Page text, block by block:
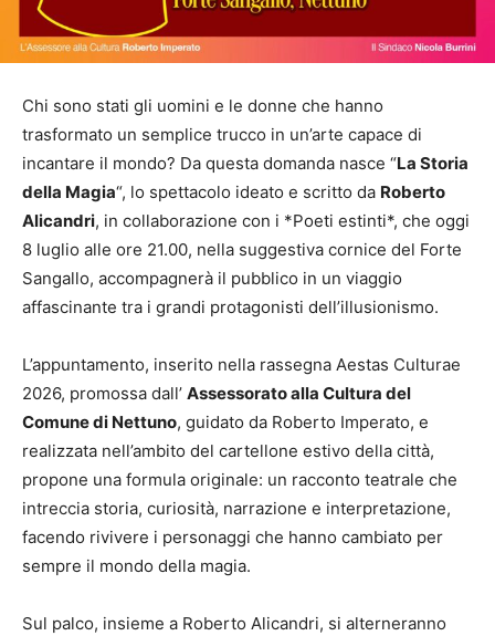
Chi sono stati gli uomini e le donne che hanno
trasformato un semplice trucco in un’arte capace di
incantare il mondo? Da questa domanda nasce “La Storia
della Magia“, lo spettacolo ideato e scritto da Roberto
Alicandri, in collaborazione con i *Poeti estinti*, che oggi
8 luglio alle ore 21.00, nella suggestiva cornice del Forte
Sangallo, accompagnerà il pubblico in un viaggio
affascinante tra i grandi protagonisti dell’illusionismo.
L’appuntamento, inserito nella rassegna Aestas Culturae
2026, promossa dall’ Assessorato alla Cultura del
Comune di Nettuno, guidato da Roberto Imperato, e
realizzata nell’ambito del cartellone estivo della città,
propone una formula originale: un racconto teatrale che
intreccia storia, curiosità, narrazione e interpretazione,
facendo rivivere i personaggi che hanno cambiato per
sempre il mondo della magia.
Sul palco, insieme a Roberto Alicandri, si alterneranno